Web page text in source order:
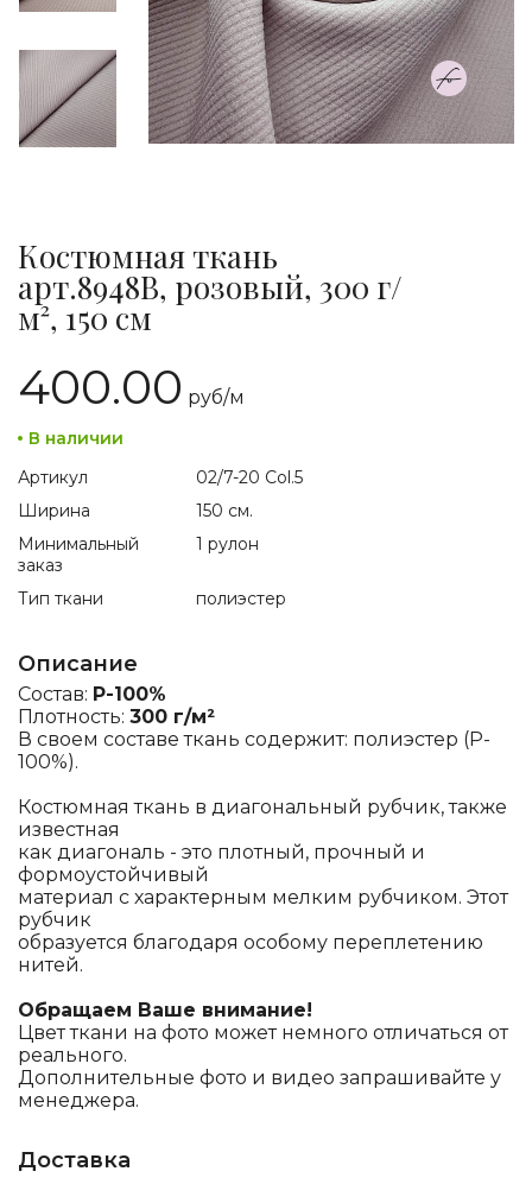
Костюмная ткань
арт.8948B, розовый, 300 г/
м², 150 см
400.00 руб/м
В наличии
Артикул
02/7-20 Col.5
Ширина
150 см.
Минимальный
заказ
1 рулон
Тип ткани полиэстер
Описание
Состав: P-100%
Плотность: 300 г/м²
В своем составе ткань содержит: полиэстер (P-
100%).
Костюмная ткань в диагональный рубчик, также
известная
как диагональ - это плотный, прочный и
формоустойчивый
материал с характерным мелким рубчиком. Этот
рубчик
образуется благодаря особому переплетению
нитей.
Обращаем Ваше внимание!
Цвет ткани на фото может немного отличаться от
реального.
Дополнительные фото и видео запрашивайте у
менеджера.
Доставка